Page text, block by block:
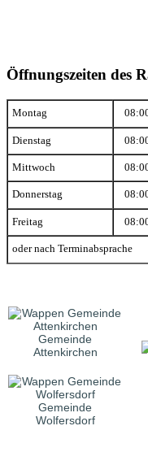
Öffnungszeiten des
Montag
Dienstag
Mittwoch
Donnerstag
Freitag
oder nach Terminabsprache
Gemeinde
Attenkirchen
Gemeinde
Wolfersdorf